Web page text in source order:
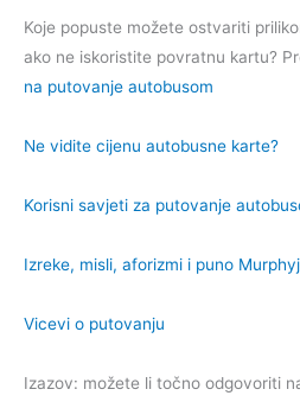
Koje popuste možete ostvariti
ako ne iskoristite povratnu kartu?
na putovanje autobusom
Ne vidite cijenu autobusne karte?
Korisni savjeti za putovanje
Izreke, misli, aforizmi i puno
Vicevi o putovanju
Izazov: možete li točno odgovoriti